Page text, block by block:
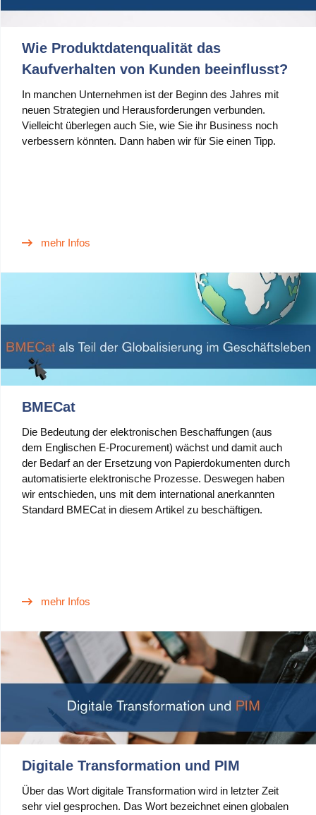
Wie Produktdatenqualität das
Kaufverhalten von Kunden beeinflusst?
In manchen Unternehmen ist der Beginn des Jahres mit
neuen Strategien und Herausforderungen verbunden.
Vielleicht überlegen auch Sie, wie Sie ihr Business noch
verbessern könnten. Dann haben wir für Sie einen Tipp.
mehr Infos
BMECat
Die Bedeutung der elektronischen Beschaffungen (aus
dem Englischen E-Procurement) wächst und damit auch
der Bedarf an der Ersetzung von Papierdokumenten durch
automatisierte elektronische Prozesse. Deswegen haben
wir entschieden, uns mit dem international anerkannten
Standard BMECat in diesem Artikel zu beschäftigen.
mehr Infos
Digitale Transformation und PIM
Über das Wort digitale Transformation wird in letzter Zeit
sehr viel gesprochen. Das Wort bezeichnet einen globalen